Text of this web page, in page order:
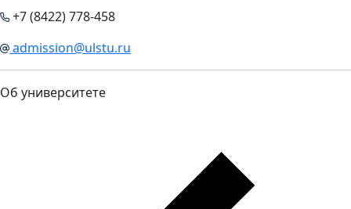
+7 (8422) 778-458
admission@ulstu.ru
Об университете